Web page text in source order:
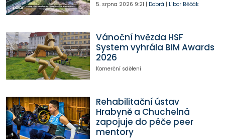
5. srpna 2026 9:21 | Dobrá | Libor Běčák
Vánoční hvězda HSF
System vyhrála BIM Awards
2026
Komerční sdělení
Rehabilitační ústav
Hrabyně a Chuchelná
zapojuje do péče peer
mentory